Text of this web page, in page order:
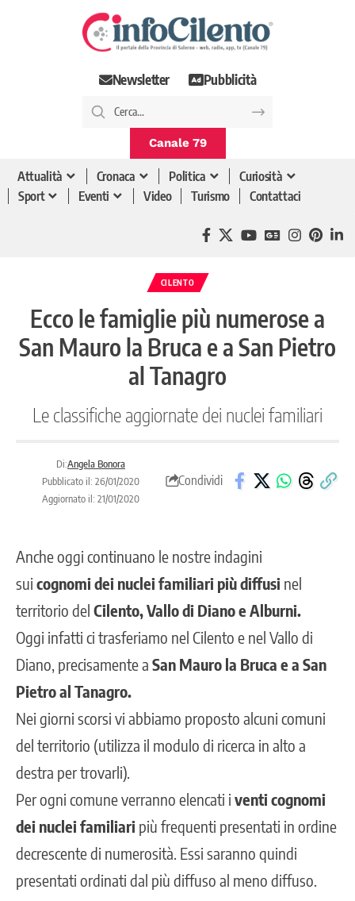
Newsletter Pubblicità
Canale 79
Attualità Cronaca Politica
Curiosità
Sport
Eventi Video Turismo Contattaci
CILENTO
Ecco le famiglie più numerose a
San Mauro la Bruca e a San Pietro
al Tanagro
Le classifiche aggiornate dei nuclei familiari
Di:Angela Bonora
Pubblicato il: 26/01/2020
Aggiornato il: 21/01/2020
Condividi
Anche oggi continuano le nostre indagini
sui cognomi dei nuclei familiari più diffusi nel
territorio del Cilento, Vallo di Diano e Alburni.
Oggi infatti ci trasferiamo nel Cilento e nel Vallo di
Diano, precisamente a San Mauro la Bruca e a San
Pietro al Tanagro.
Nei giorni scorsi vi abbiamo proposto alcuni comuni
del territorio (utilizza il modulo di ricerca in alto a
destra per trovarli).
Per ogni comune verranno elencati i venti cognomi
dei nuclei familiari più frequenti presentati in ordine
decrescente di numerosità. Essi saranno quindi
presentati ordinati dal più diffuso al meno diffuso.